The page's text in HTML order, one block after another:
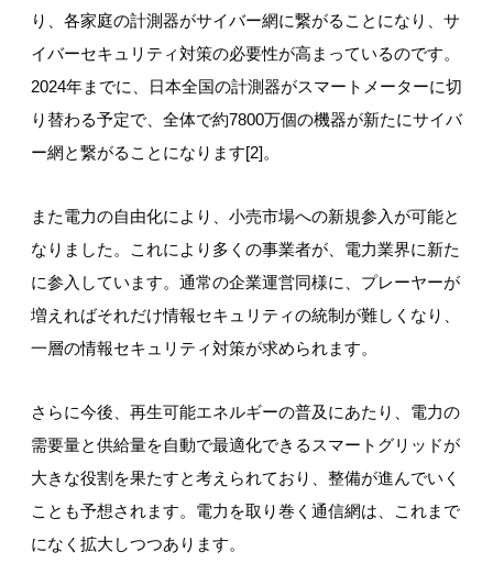
り、各家庭の計測器がサイバー網に繋がることになり、サ
イバーセキュリティ対策の必要性が高まっているのです。
2024年までに、日本全国の計測器がスマートメーターに切
り替わる予定で、全体で約7800万個の機器が新たにサイバ
ー網と繋がることになります[2]。
また電力の自由化により、小売市場への新規参入が可能と
なりました。これにより多くの事業者が、電力業界に新た
に参入しています。通常の企業運営同様に、プレーヤーが
増えればそれだけ情報セキュリティの統制が難しくなり、
一層の情報セキュリティ対策が求められます。
さらに今後、再生可能エネルギーの普及にあたり、電力の
需要量と供給量を自動で最適化できるスマートグリッドが
大きな役割を果たすと考えられており、整備が進んでいく
ことも予想されます。電力を取り巻く通信網は、これまで
になく拡大しつつあります。